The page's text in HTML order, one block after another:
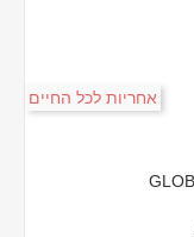
אחריות לכל החיים